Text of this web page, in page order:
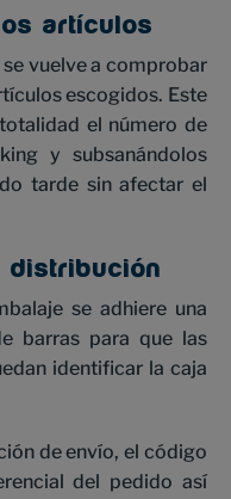
artículos
vuelve a comprobar
escogidos. Este
el número de
y subsanándolos
tarde sin afectar el
distribución
se adhiere una
barras para que las
identificar la caja
de envío, el código
del pedido así